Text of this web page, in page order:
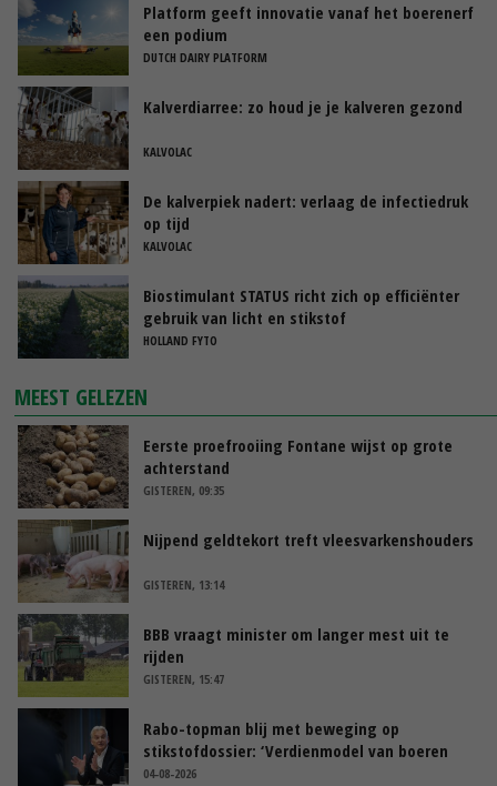
Platform geeft innovatie vanaf het boerenerf
een podium
DUTCH DAIRY PLATFORM
Kalverdiarree: zo houd je je kalveren gezond
KALVOLAC
De kalverpiek nadert: verlaag de infectiedruk
op tijd
KALVOLAC
Biostimulant STATUS richt zich op efficiënter
gebruik van licht en stikstof
HOLLAND FYTO
MEEST GELEZEN
Eerste proefrooiing Fontane wijst op grote
achterstand
GISTEREN, 09:35
Nijpend geldtekort treft vleesvarkenshouders
GISTEREN, 13:14
BBB vraagt minister om langer mest uit te
rijden
GISTEREN, 15:47
Rabo-topman blij met beweging op
stikstofdossier: ‘Verdienmodel van boeren
blijft cruciaal’
04-08-2026